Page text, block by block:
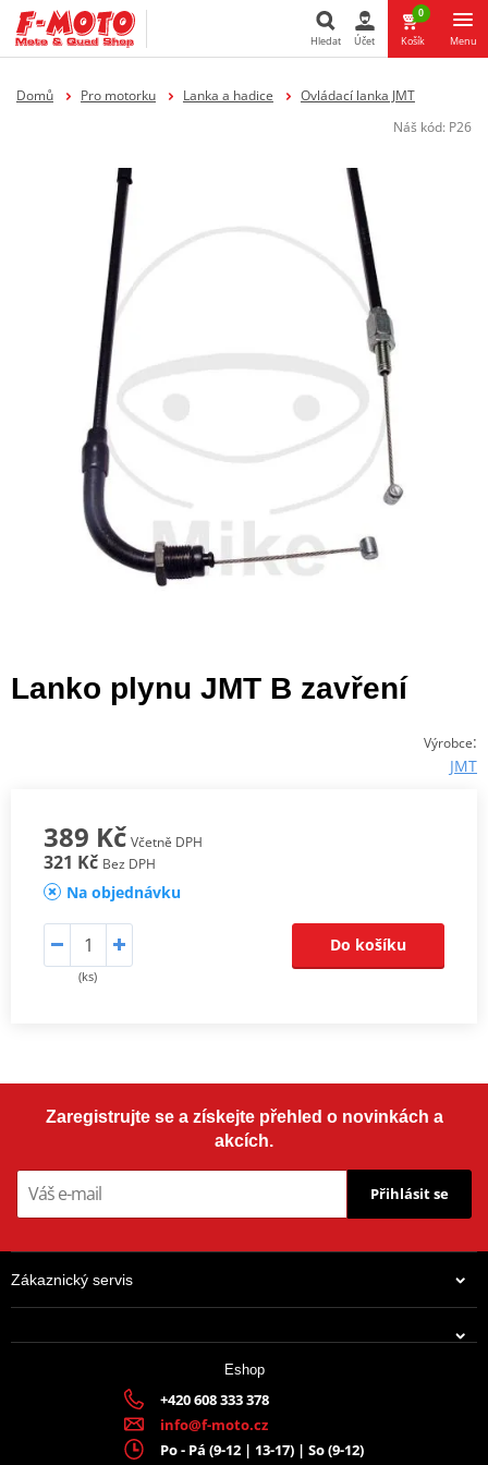
Hledat
Hledat Účet
0
Košík Menu
Domů Pro motorku Lanka a hadice
Ovládací lanka JMT
Náš kód: P26
Lanko plynu JMT B zavření
Výrobce:
JMT
389 Kč Včetně DPH
321 Kč Bez DPH
Na objednávku
(ks)
Do košíku
Zaregistrujte se a získejte přehled o novinkách a
akcích.
Přihlásit se
Zákaznický servis
Eshop
+420 608 333 378
info@f-moto.cz
Po - Pá (9-12 | 13-17) | So (9-12)